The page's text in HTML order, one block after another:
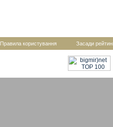
Правила користування Засади